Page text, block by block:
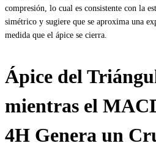
compresión, lo cual es consistente con la
simétrico y sugiere que se aproxima una
medida que el ápice se cierra.
Ápice del
mientras el
4H Genera un